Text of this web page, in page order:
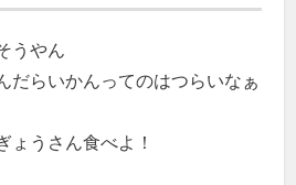
うやん
だらいかんってのはつらいなぁ
ょうさん食べよ！